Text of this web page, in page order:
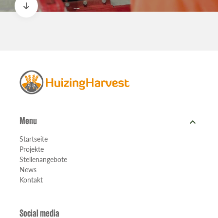
Menu expand_more
Startseite
Projekte
Stellenangebote
News
Kontakt
Social media